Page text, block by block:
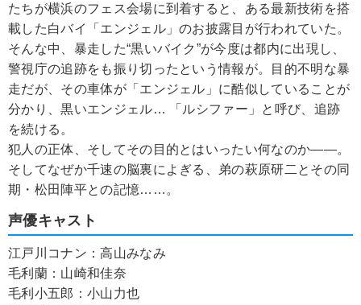
たちが横浜のフェス会場に到着すると、ある最新技術を搭
載した白バイ「エンジェル」のお披露目が行われていた。
そんな中、暴走した“黒いバイク”が今度は都内に出現し、
警視庁の追跡をも振り切ったという情報が。目的不明な暴
走だが、その車体が「エンジェル」に酷似していることが
分かり、黒いエンジェル… 「ルシファー」と呼び、追跡
を続ける。
犯人の正体、そしてその目的とはいったい何なのか――。
そしてなぜか千速の脳裏によぎる、弟の萩原研二とその同
期・松田陣平との記憶……。
声優キャスト
江戸川コナン：高山みなみ
毛利蘭：山崎和佳奈
毛利小五郎：小山力也